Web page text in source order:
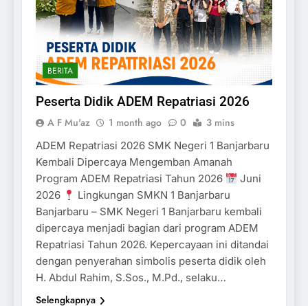
BERITA
Peserta Didik ADEM Repatriasi 2026
A F Mu'az 1 month ago 0 3 mins
ADEM Repatriasi 2026 SMK Negeri 1 Banjarbaru
Kembali Dipercaya Mengemban Amanah
Program ADEM Repatriasi Tahun 2026
Juni
2026
Lingkungan SMKN 1 Banjarbaru
Banjarbaru – SMK Negeri 1 Banjarbaru kembali
dipercaya menjadi bagian dari program ADEM
Repatriasi Tahun 2026. Kepercayaan ini ditandai
dengan penyerahan simbolis peserta didik oleh
H. Abdul Rahim, S.Sos., M.Pd., selaku…
Selengkapnya